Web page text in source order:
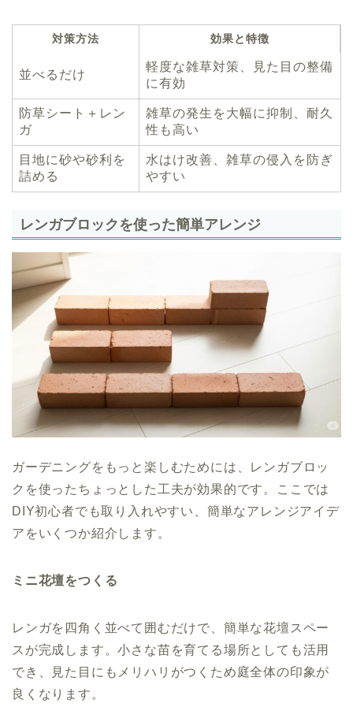
対策方法 効果と特徴
並べるだけ
軽度な雑草対策、見た目の整備
に有効
防草シート＋レン
ガ
雑草の発生を大幅に抑制、耐久
性も高い
目地に砂や砂利を
詰める
水はけ改善、雑草の侵入を防ぎ
やすい
レンガブロックを使った簡単アレンジ
ガーデニングをもっと楽しむためには、レンガブロッ
クを使ったちょっとした工夫が効果的です。ここでは
DIY初心者でも取り入れやすい、簡単なアレンジアイデ
アをいくつか紹介します。
ミニ花壇をつくる
レンガを四角く並べて囲むだけで、簡単な花壇スペー
スが完成します。小さな苗を育てる場所としても活用
でき、見た目にもメリハリがつくため庭全体の印象が
良くなります。